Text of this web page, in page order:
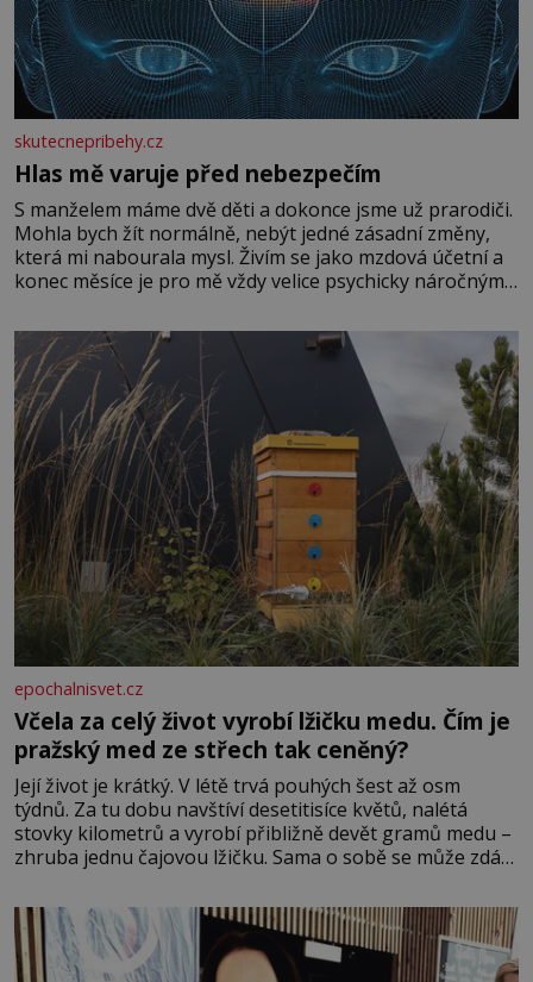
skutecnepribehy.cz
Hlas mě varuje před nebezpečím
S manželem máme dvě děti a dokonce jsme už prarodiči.
Mohla bych žít normálně, nebýt jedné zásadní změny,
která mi nabourala mysl. Živím se jako mzdová účetní a
konec měsíce je pro mě vždy velice psychicky náročným
dál častěji volá o pomoc, co se hlídání týče. Dalo by se
epochalnisvet.cz
Včela za celý život vyrobí lžičku medu. Čím je
pražský med ze střech tak ceněný?
Její život je krátký. V létě trvá pouhých šest až osm
týdnů. Za tu dobu navštíví desetitisíce květů, nalétá
stovky kilometrů a vyrobí přibližně devět gramů medu –
zhruba jednu čajovou lžičku. Sama o sobě se může zdát
tisíc příslušnic svého včelstva, vznikne jeden z
nejdokonalejších organismů